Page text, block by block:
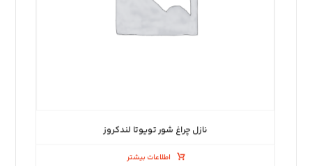
نازل چراغ شور تویوتا لندکروز
اطلاعات بیشتر